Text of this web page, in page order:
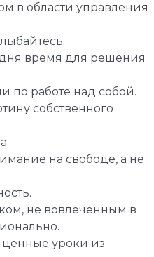
в области управления
время для решения
по работе над собой.
собственного
на свободе, а не
не вовлеченным в
ценные уроки из